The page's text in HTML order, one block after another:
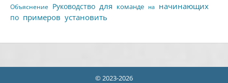
Объяснение Руководство для команде на начинающих
по примеров установить
© 2023-2026